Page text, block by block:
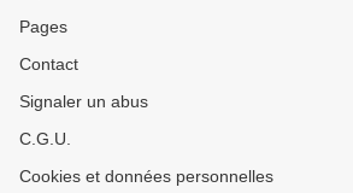
Pages
Contact
Signaler un abus
C.G.U.
Cookies et données personnelles